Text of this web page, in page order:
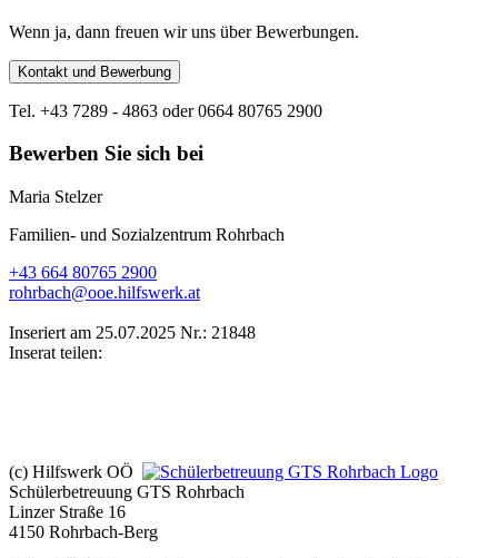
Wenn ja, dann freuen wir uns über Bewerbungen.
Kontakt und Bewerbung
Tel. +43 7289 - 4863 oder 0664 80765 2900
Bewerben Sie sich bei
Maria Stelzer
Familien- und Sozialzentrum Rohrbach
+43 664 80765 2900
rohrbach@ooe.hilfswerk.at
Inseriert am 25.07.2025 Nr.: 21848
Inserat teilen:
(c) Hilfswerk OÖ
Schülerbetreuung GTS Rohrbach
Linzer Straße 16
4150 Rohrbach-Berg